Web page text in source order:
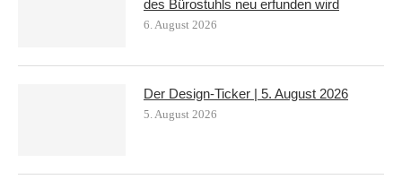
des Bürostuhls neu erfunden wird
6. August 2026
Der Design-Ticker | 5. August 2026
5. August 2026